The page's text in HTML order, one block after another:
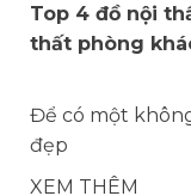
Top 4 đồ nội
thất phòng
Để có một
đẹp
XEM THÊM